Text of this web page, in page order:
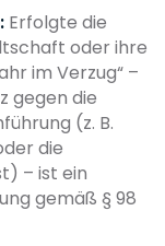
Erfolgte die
oder ihre
im Verzug“ –
gegen die
(z. B.
die
– ist ein
gemäß § 98